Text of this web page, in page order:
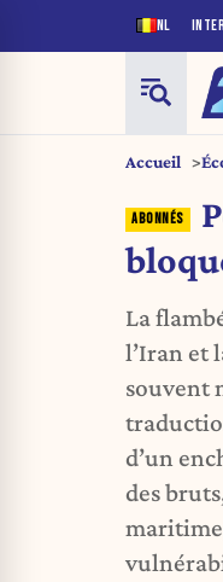
NL
Accueil
La
l’Iran et
souvent
d’un
des